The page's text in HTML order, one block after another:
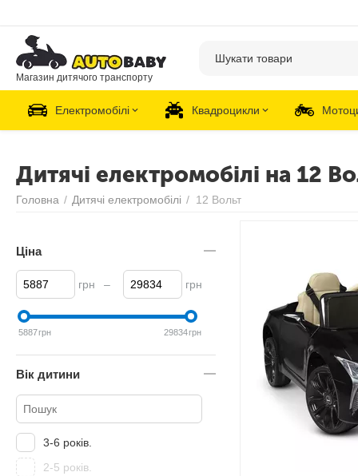
Магазин дитячого транспорту
Електромобілі Квадроцикли
Дитячі електромобілі на 12
Головна / Дитячі електромобілі / 12 Вольт
Ціна
грн – грн
5887грн 29834грн
Вік дитини
3-6 років.
2-5 років.